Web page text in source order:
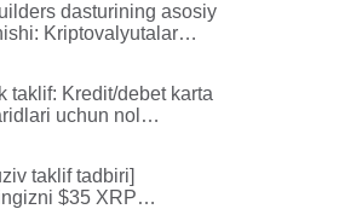
dasturining asosiy
Kriptovalyutalar
taklif: Kredit/debet karta
uchun nol
taklif tadbiri]
$35 XRP